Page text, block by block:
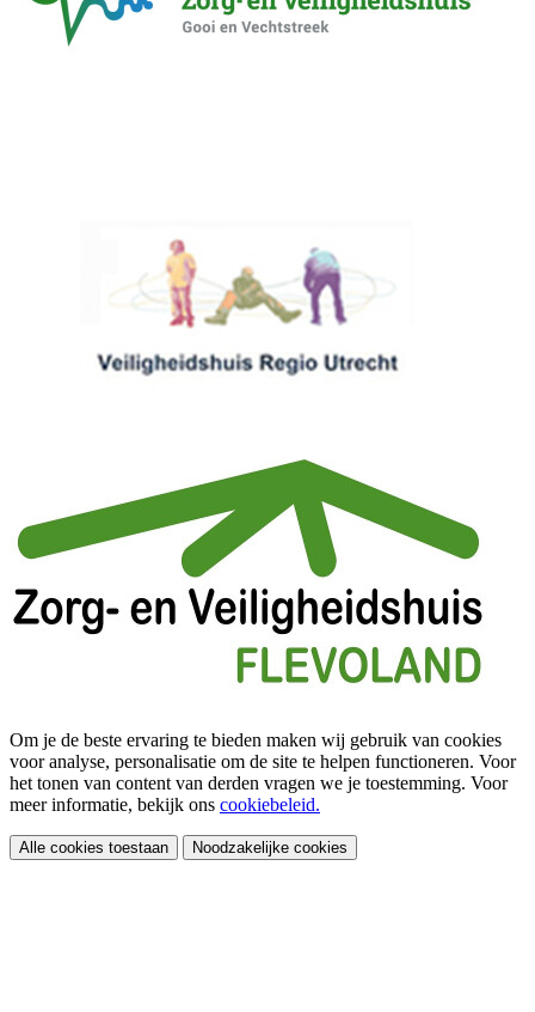
Om je de beste ervaring te bieden maken wij gebruik van cookies
voor analyse, personalisatie om de site te helpen functioneren. Voor
het tonen van content van derden vragen we je toestemming. Voor
meer informatie, bekijk ons cookiebeleid.
Alle cookies toestaan Noodzakelijke cookies